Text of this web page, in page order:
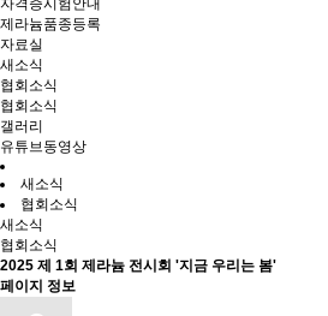
자격증시험안내
제라늄품종등록
자료실
새소식
협회소식
협회소식
갤러리
유튜브동영상
새소식
협회소식
새소식
협회소식
2025 제 1회 제라늄 전시회 '지금 우리는 봄'
페이지 정보